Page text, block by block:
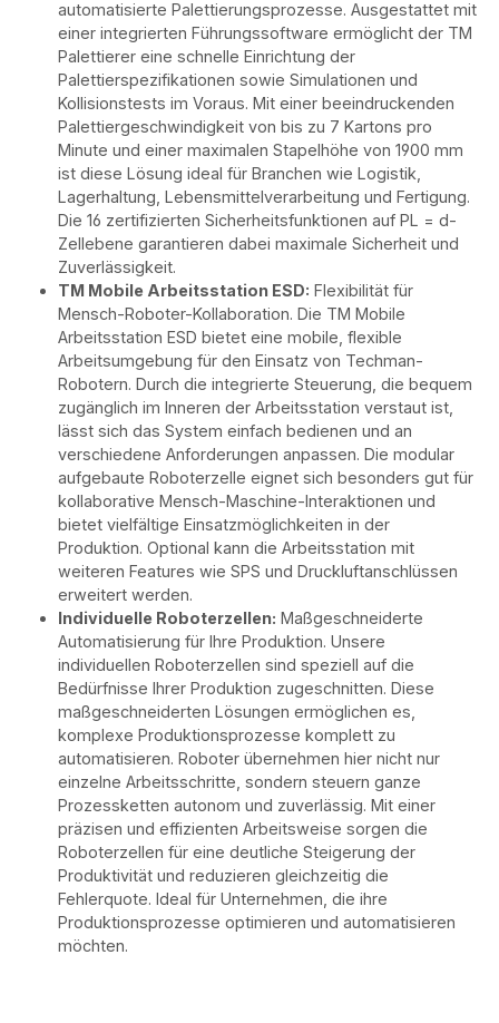
automatisierte Palettierungsprozesse. Ausgestattet mit
einer integrierten Führungssoftware ermöglicht der TM
Palettierer eine schnelle Einrichtung der
Palettierspezifikationen sowie Simulationen und
Kollisionstests im Voraus. Mit einer beeindruckenden
Palettiergeschwindigkeit von bis zu 7 Kartons pro
Minute und einer maximalen Stapelhöhe von 1900 mm
ist diese Lösung ideal für Branchen wie Logistik,
Lagerhaltung, Lebensmittelverarbeitung und Fertigung.
Die 16 zertifizierten Sicherheitsfunktionen auf PL = d-
Zellebene garantieren dabei maximale Sicherheit und
Zuverlässigkeit.
TM Mobile Arbeitsstation ESD: Flexibilität für
Mensch-Roboter-Kollaboration. Die TM Mobile
Arbeitsstation ESD bietet eine mobile, flexible
Arbeitsumgebung für den Einsatz von Techman-
Robotern. Durch die integrierte Steuerung, die bequem
zugänglich im Inneren der Arbeitsstation verstaut ist,
lässt sich das System einfach bedienen und an
verschiedene Anforderungen anpassen. Die modular
aufgebaute Roboterzelle eignet sich besonders gut für
kollaborative Mensch-Maschine-Interaktionen und
bietet vielfältige Einsatzmöglichkeiten in der
Produktion. Optional kann die Arbeitsstation mit
weiteren Features wie SPS und Druckluftanschlüssen
erweitert werden.
Individuelle Roboterzellen: Maßgeschneiderte
Automatisierung für Ihre Produktion. Unsere
individuellen Roboterzellen sind speziell auf die
Bedürfnisse Ihrer Produktion zugeschnitten. Diese
maßgeschneiderten Lösungen ermöglichen es,
komplexe Produktionsprozesse komplett zu
automatisieren. Roboter übernehmen hier nicht nur
einzelne Arbeitsschritte, sondern steuern ganze
Prozessketten autonom und zuverlässig. Mit einer
präzisen und effizienten Arbeitsweise sorgen die
Roboterzellen für eine deutliche Steigerung der
Produktivität und reduzieren gleichzeitig die
Fehlerquote. Ideal für Unternehmen, die ihre
Produktionsprozesse optimieren und automatisieren
möchten.